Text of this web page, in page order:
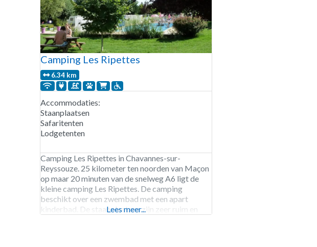
Camping Les Ripettes
6.34 km
Accommodaties:
Staanplaatsen
Safaritenten
Lodgetenten
Camping Les Ripettes in Chavannes-sur-
Reyssouze. 25 kilometer ten noorden van Maçon
op maar 20 minuten van de snelweg A6 ligt de
kleine camping Les Ripettes. De camping
beschikt over een zwembad met een apart
kinderbad. De staanplaatsen zijn zeer ruim en
Lees meer...